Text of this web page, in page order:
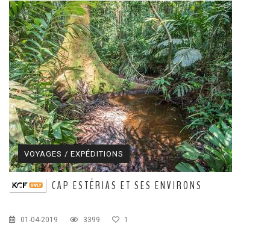
VOYAGES / EXPÉDITIONS
CAP ESTÉRIAS ET SES ENVIRONS
01-04-2019 3399 1